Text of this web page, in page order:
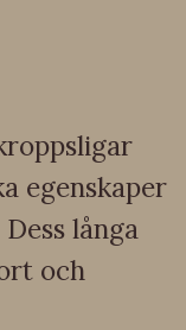
egenskaper
långa
och